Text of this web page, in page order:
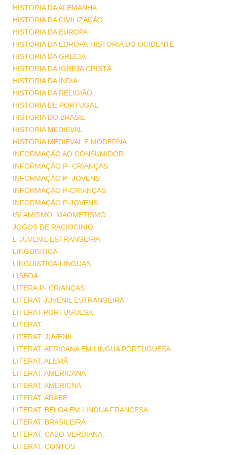
HISTORIA DA ALEMANHA
HISTORIA DA CIVILIZAÇÃO
HISTORIA DA EUROPA
HISTORIA DA EUROPA-HISTORIA DO OCIDENTE
HISTORIA DA GRECIA
HISTORIA DA IGREJA CRISTÃ
HISTORIA DA INDIA
HISTORIA DA RELIGIÃO
HISTORIA DE PORTUGAL
HISTORIA DO BRASIL
HISTORIA MEDIEVAL
HISTORIA MEDIEVAL E MODERNA
INFORMAÇÃO AO CONSUMIDOR
INFORMAÇÃO P- CRIANÇAS
INFORMAÇÃO P- JOVENS
INFORMAÇÃO P-CRIANÇAS
INFORMAÇÃO P-JOVENS
ISLAMISMO. MAOMETISMO
JOGOS DE RACIOCINIO
L-JUVENIL ESTRANGEIRA
LINGUISTICA
LINGUISTICA-LINGUAS
LISBOA
LITERA.P- CRIANÇAS
LITERAT JUVENIL ESTRANGEIRA
LITERAT-PORTUGUESA
LITERAT.
LITERAT. JUVENIL
LITERAT. AFRICANA EM LINGUA PORTUGUESA
LITERAT. ALEMÃ
LITERAT. AMERICANA
LITERAT. AMERICNA
LITERAT. ARABE
LITERAT. BELGA EM LINGUA FRANCESA
LITERAT. BRASILEIRA
LITERAT. CABO-VERDIANA
LITERAT. CONTOS